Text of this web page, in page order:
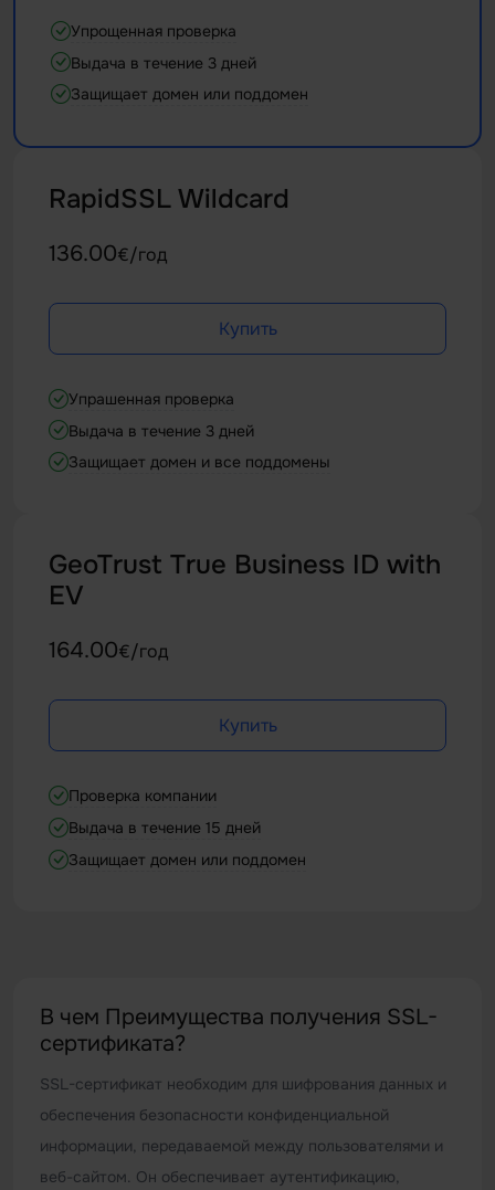
Упрощенная проверка
Выдача в течение 3 дней
Защищает домен или поддомен
RapidSSL Wildcard
136.00€/год
Купить
Упрашенная проверка
Выдача в течение 3 дней
Защищает домен и все поддомены
GeoTrust True Business ID with
EV
164.00€/год
Купить
Проверка компании
Выдача в течение 15 дней
Защищает домен или поддомен
В чем Преимущества получения SSL-
сертификата?
SSL-сертификат необходим для шифрования данных и
обеспечения безопасности конфиденциальной
информации, передаваемой между пользователями и
веб-сайтом. Он обеспечивает аутентификацию,